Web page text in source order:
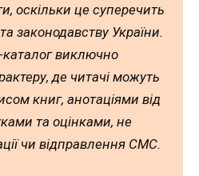
оскільки це суперечить
законодавству України.
виключно
де читачі можуть
книг, анотаціями від
та оцінками, не
чи відправлення СМС.